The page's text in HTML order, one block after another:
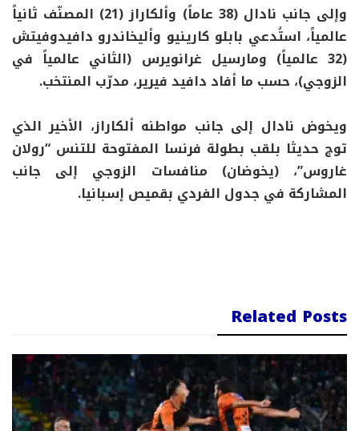
وإلى جانب نادال (38 عاماً) وألكاراز (21) المصنّف ثانياً
عالمياً، استُدعي بابلو كارينيو وأليخاندرو دافيدوفيتش
(32 عالمياً) ومارسيل غرانويرس (الثاني عالمياً في
الزوجي)، حسب ما أفاد دافيد فيرير، مدرّب المنتخب.
ويخوض نادال إلى جانب مواطنه ألكاراز، الأخير الذي
توج حديثا بلقب بطولة فرنسا المفتوحة للتنس “رولان
غاروس”، (يخوضان) منافسات الزوجي إلى جانب
المشاركة في جدول الفردي بقميص إسبانيا.
Related Posts